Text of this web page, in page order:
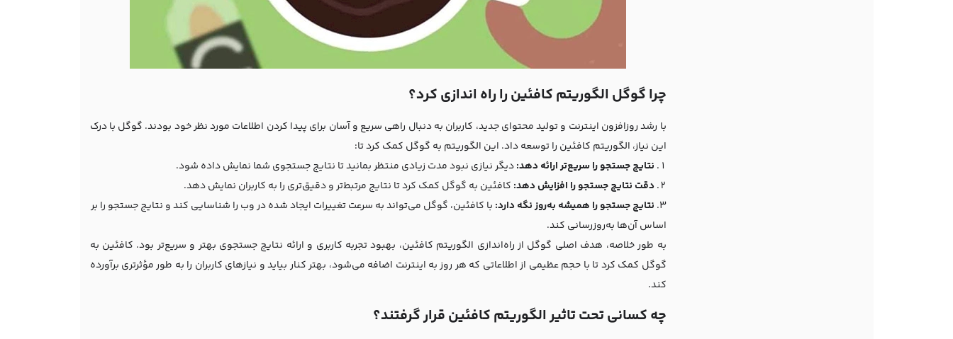
چرا گوگل الگوریتم کافئین را راه اندازی کرد؟
با رشد روزافزون اینترنت و تولید محتوای جدید، کاربران به دنبال راهی سریع و آسان برای پیدا کردن اطلاعات مورد نظر خود بودند. گوگل با درک
این نیاز، الگوریتم کافئین را توسعه داد. این الگوریتم به گوگل کمک کرد تا:
نتایج جستجو را سریع‌تر ارائه دهد:دیگر نیازی نبود مدت زیادی منتظر بمانید تا نتایج جستجوی شما نمایش داده شود.
دقت نتایج جستجو را افزایش دهد: کافئین به گوگل کمک کرد تا نتایج مرتبط‌تر و دقیق‌تری را به کاربران نمایش دهد.
نتایج جستجو را همیشه به‌روز نگه دارد: با کافئین، گوگل می‌تواند به سرعت تغییرات ایجاد شده در وب را شناسایی کند و نتایج جستجو را بر
اساس آن‌ها به‌روزرسانی کند.
به طور خلاصه، هدف اصلی گوگل از راه‌اندازی الگوریتم کافئین، بهبود تجربه کاربری و ارائه نتایج جستجوی بهتر و سریع‌تر بود. کافئین به
گوگل کمک کرد تا با حجم عظیمی از اطلاعاتی که هر روز به اینترنت اضافه می‌شود، بهتر کنار بیاید و نیازهای کاربران را به طور مؤثرتری برآورده
کند.
چه کسانی تحت تاثیر الگوریتم کافئین قرار گرفتند؟